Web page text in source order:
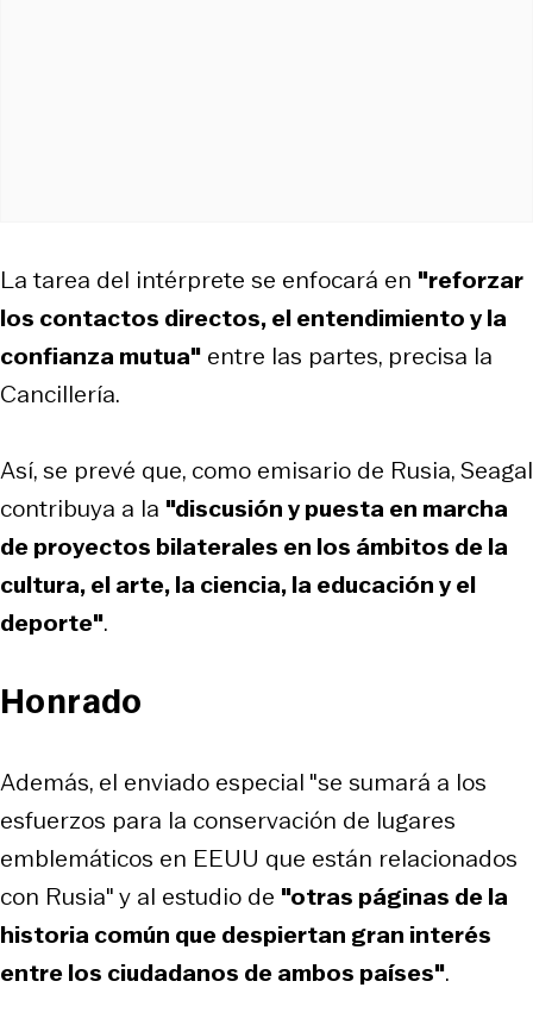
La tarea del intérprete se enfocará en "reforzar
los contactos directos, el entendimiento y la
confianza mutua" entre las partes, precisa la
Cancillería.
Así, se prevé que, como emisario de Rusia, Seagal
contribuya a la "discusión y puesta en marcha
de proyectos bilaterales en los ámbitos de la
cultura, el arte, la ciencia, la educación y el
deporte".
Honrado
Además, el enviado especial "se sumará a los
esfuerzos para la conservación de lugares
emblemáticos en EEUU que están relacionados
con Rusia" y al estudio de "otras páginas de la
historia común que despiertan gran interés
entre los ciudadanos de ambos países".